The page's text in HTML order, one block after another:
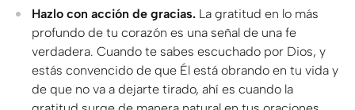
Hazlo con acción de gracias. La gratitud en lo más
profundo de tu corazón es una señal de una fe
verdadera. Cuando te sabes escuchado por Dios, y
estás convencido de que Él está obrando en tu vida y
de que no va a dejarte tirado, ahí es cuando la